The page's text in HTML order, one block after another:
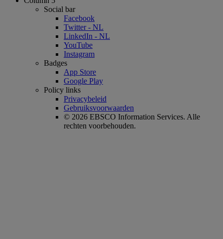
Social bar
Facebook
Twitter - NL
LinkedIn - NL
YouTube
Instagram
Badges
App Store
Google Play
Policy links
Privacybeleid
Gebruiksvoorwaarden
© 2026 EBSCO Information Services. Alle
rechten voorbehouden.